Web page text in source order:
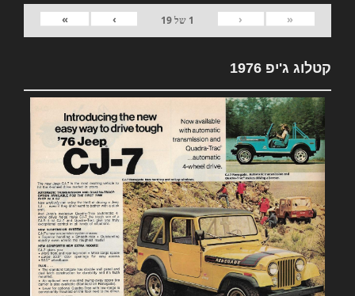
«
‹
1 של19
›
»
קטלוג ג'יפ 1976